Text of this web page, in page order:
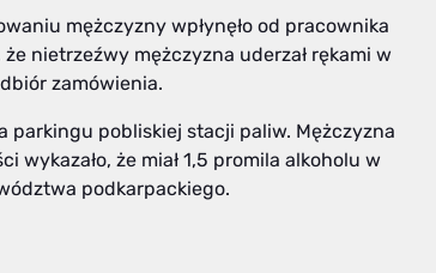
mężczyzny wpłynęło od pracownika
nietrzeźwy mężczyzna uderzał rękami w
zamówienia.
parkingu pobliskiej stacji paliw. Mężczyzna
wykazało, że miał 1,5 promila alkoholu w
podkarpackiego.